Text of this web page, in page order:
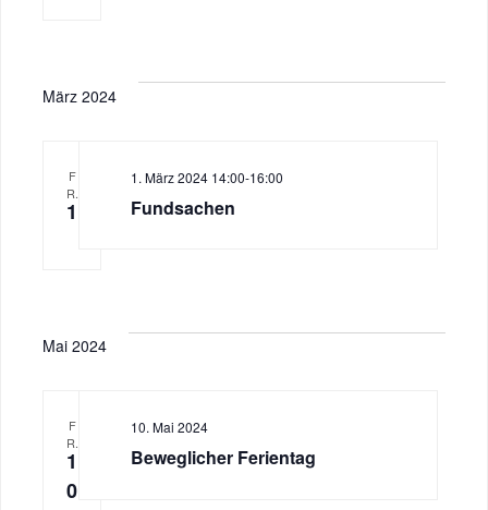
März 2024
F
R.
1 Fundsachen
1. März 2024 14:00-16:00
Mai 2024
F
R.
1
0
Beweglicher Ferientag
10. Mai 2024